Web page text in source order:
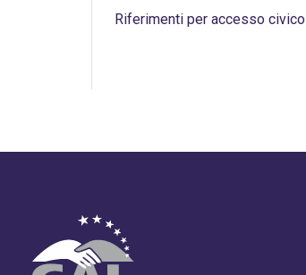
Riferimenti per accesso civico